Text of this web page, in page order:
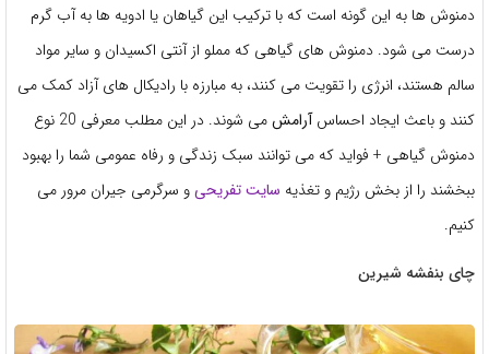
دمنوش ها به این گونه است که با ترکیب این گیاهان یا ادویه ها به آب گرم
درست می شود. دمنوش های گیاهی که مملو از آنتی اکسیدان و سایر مواد
سالم هستند، انرژی را تقویت می کنند، به مبارزه با رادیکال های آزاد کمک می
کنند و باعث ایجاد احساسآرامش
می شوند. در این مطلب معرفی 20 نوع
دمنوش گیاهی + فواید که می توانند سبک زندگی و رفاه عمومی شما را بهبود
ببخشند را از بخش رژیم و تغذیه سایت تفریحیو سرگرمی جیران مرور می
کنیم.
چای بنفشه شیرین